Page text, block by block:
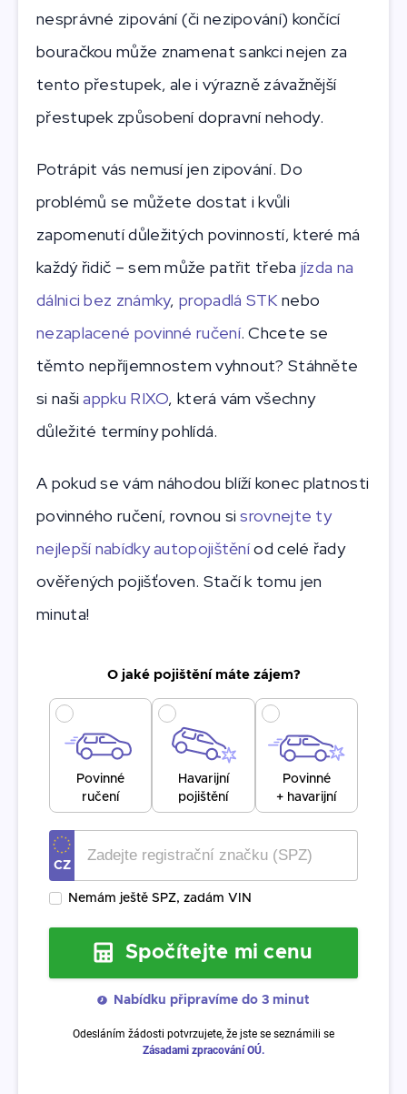
nesprávné zipování (či nezipování) končící
bouračkou může znamenat sankci nejen za
tento přestupek, ale i výrazně závažnější
přestupek způsobení dopravní nehody.
Potrápit vás nemusí jen zipování. Do
problémů se můžete dostat i kvůli
zapomenutí důležitých povinností, které má
každý řidič – sem může patřit třeba jízda na
dálnici bez známky,propadlá STKnebo
nezaplacené povinné ručení. Chcete se
těmto nepříjemnostem vyhnout? Stáhněte
si našiappku RIXO, která vám všechny
důležité termíny pohlídá.
A pokud se vám náhodou blíží konec platnosti
povinného ručení, rovnou sisrovnejte ty
nejlepší nabídky autopojištěníod celé řady
ověřených pojišťoven. Stačí k tomu jen
minuta!